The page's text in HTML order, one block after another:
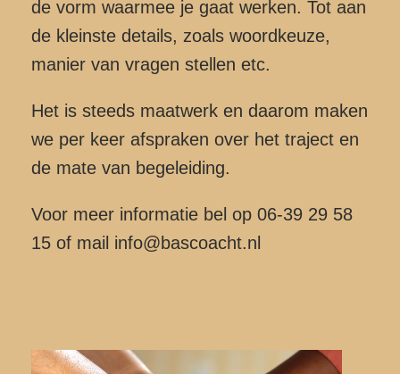
de vorm waarmee je gaat werken. Tot aan
de kleinste details, zoals woordkeuze,
manier van vragen stellen etc.
Het is steeds maatwerk en daarom maken
we per keer afspraken over het traject en
de mate van begeleiding.
Voor meer informatie bel op 06-39 29 58
15 of mail info@bascoacht.nl